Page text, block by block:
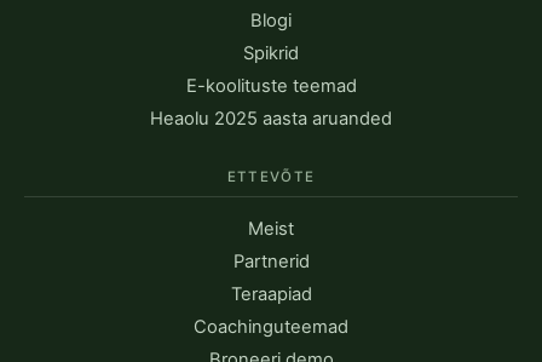
Blogi
Spikrid
E-koolituste teemad
Heaolu 2025 aasta aruanded
ETTEVÕTE
Meist
Partnerid
Teraapiad
Coachinguteemad